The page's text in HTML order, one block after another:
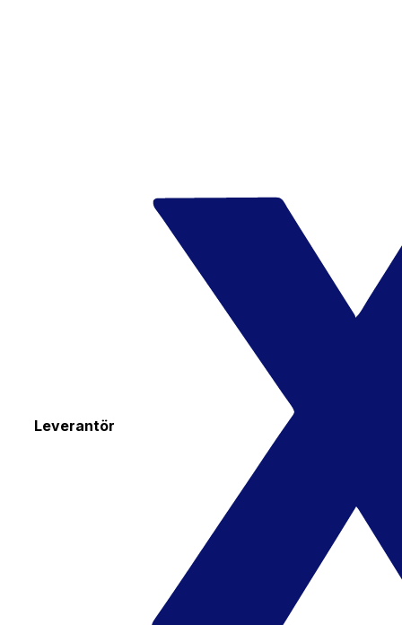
Leverantör